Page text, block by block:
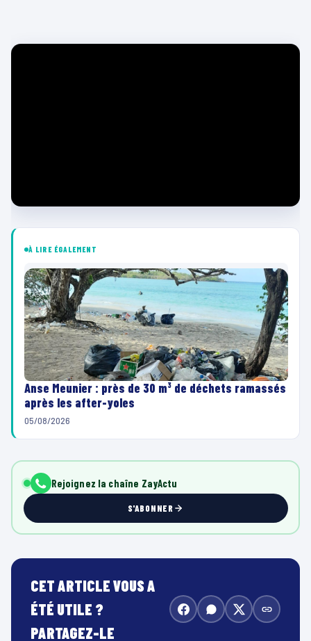
À LIRE ÉGALEMENT
Anse Meunier : près de 30 m³ de déchets ramassés
après les after-yoles
05/08/2026
Rejoignez la chaîne ZayActu
S'ABONNER
CET ARTICLE VOUS A
ÉTÉ UTILE ?
PARTAGEZ-LE